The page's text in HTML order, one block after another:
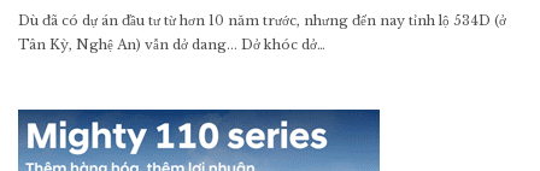
Dù đã có dự án đầu tư từ hơn 10 năm trước, nhưng đến nay tỉnh lộ 534D (ở
Tân Kỳ, Nghệ An) vẫn dở dang... Dở khóc dở…